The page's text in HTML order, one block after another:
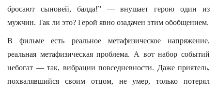
бросают сыновей, балда!” — внушает герою один из
мужчин. Так ли это? Герой явно озадачен этим обобщением.
В фильме есть реальное метафизическое напряжение,
реальная метафизическая проблема. А вот набор событий
небогат — так, вибрации повседневности. Даже приятель,
похвалявшийся своим отцом, не умер, только потерял